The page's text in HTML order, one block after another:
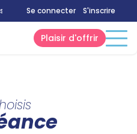
10:00 - 20:00 | Bien-Être:10:00 -
Se connecter S'inscrire
Plaisir d'offrir